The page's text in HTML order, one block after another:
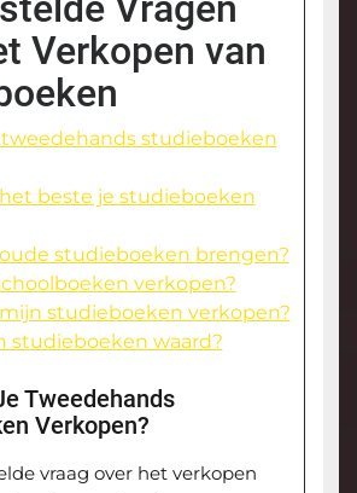
Verkopen van
studieboeken
beste je studieboeken
studieboeken brengen?
verkopen?
studieboeken verkopen?
studieboeken waard?
Tweedehands
Verkopen?
vraag over het verkopen